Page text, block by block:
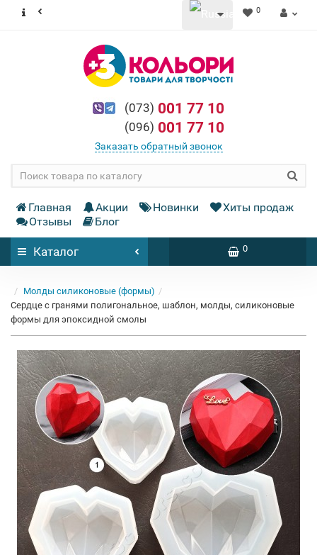
0
(073) 001 77 10
(096) 001 77 10
Заказать обратный звонок
Главная Акции Новинки
Хиты продаж
Отзывы
Блог
Каталог 0
Молды силиконовые (формы)
Сердце с гранями полигональное, шаблон, молды, силиконовые
формы для эпоксидной смолы